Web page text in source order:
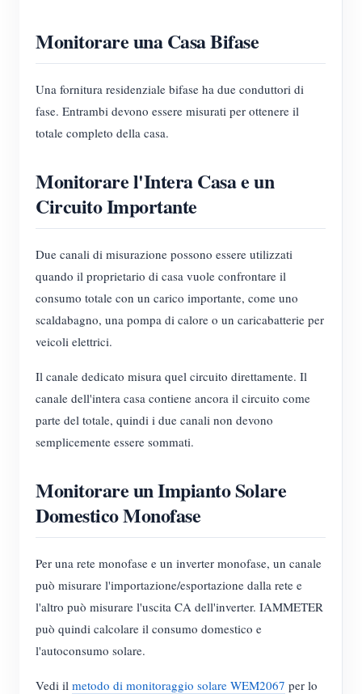
Monitorare una Casa Bifase
Una fornitura residenziale bifase ha due conduttori di
fase. Entrambi devono essere misurati per ottenere il
totale completo della casa.
Monitorare l'Intera Casa e un
Circuito Importante
Due canali di misurazione possono essere utilizzati
quando il proprietario di casa vuole confrontare il
consumo totale con un carico importante, come uno
scaldabagno, una pompa di calore o un caricabatterie per
veicoli elettrici.
Il canale dedicato misura quel circuito direttamente. Il
canale dell'intera casa contiene ancora il circuito come
parte del totale, quindi i due canali non devono
semplicemente essere sommati.
Monitorare un Impianto Solare
Domestico Monofase
Per una rete monofase e un inverter monofase, un canale
può misurare l'importazione/esportazione dalla rete e
l'altro può misurare l'uscita CA dell'inverter. IAMMETER
può quindi calcolare il consumo domestico e
l'autoconsumo solare.
Vedi il metodo di monitoraggio solare WEM2067 per lo